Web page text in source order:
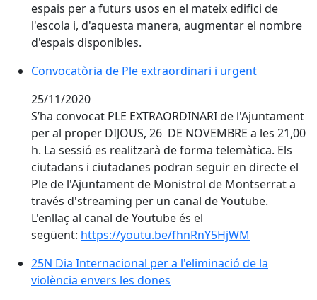
espais per a futurs usos en el mateix edifici de
l'escola i, d'aquesta manera, augmentar el nombre
d'espais disponibles.
Convocatòria de Ple extraordinari i urgent
25/11/2020
S’ha convocat PLE EXTRAORDINARI de l'Ajuntament
per al proper DIJOUS, 26 DE NOVEMBRE a les 21,00
h. La sessió es realitzarà de forma telemàtica. Els
ciutadans i ciutadanes podran seguir en directe el
Ple de l'Ajuntament de Monistrol de Montserrat a
través d'streaming per un canal de Youtube.
L'enllaç al canal de Youtube és el
següent: https://youtu.be/fhnRnY5HjWM
25N Dia Internacional per a l'eliminació de la
25N Dia Internacional per a l'eliminació de la
violència envers les dones